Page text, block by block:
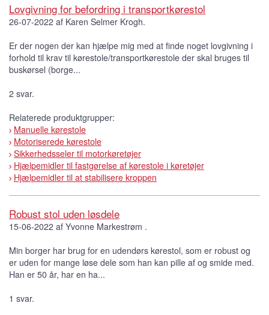
Lovgivning for befordring i transportkørestol
26-07-2022 af Karen Selmer Krogh.
Er der nogen der kan hjælpe mig med at finde noget lovgivning i
forhold til krav til kørestole/transportkørestole der skal bruges til
buskørsel (borge...
2 svar.
Relaterede produktgrupper:
Manuelle kørestole
Motoriserede kørestole
Sikkerhedsseler til motorkøretøjer
Hjælpemidler til fastgørelse af kørestole i køretøjer
Hjælpemidler til at stabilisere kroppen
Robust stol uden løsdele
15-06-2022 af Yvonne Markestrøm .
Min borger har brug for en udendørs kørestol, som er robust og
er uden for mange løse dele som han kan pille af og smide med.
Han er 50 år, har en ha...
1 svar.